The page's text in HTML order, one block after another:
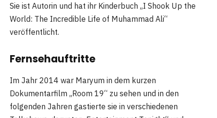
Sie ist Autorin und hat ihr Kinderbuch „I Shook Up the
World: The Incredible Life of Muhammad Ali“
veröffentlicht.
Fernsehauftritte
Im Jahr 2014 war Maryum in dem kurzen
Dokumentarfilm „Room 19“ zu sehen und in den
folgenden Jahren gastierte sie in verschiedenen